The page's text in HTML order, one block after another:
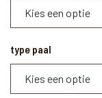
type paal